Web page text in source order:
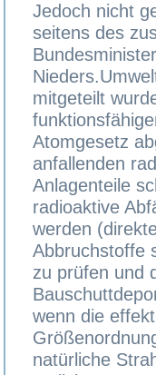
Jedoch nicht
seitens des
mitgeteilt
Atomgesetz
anfallenden
Anlagenteile
radioaktive
werden
Abbruchstoffe
zu prüfen und
wenn die
natürliche